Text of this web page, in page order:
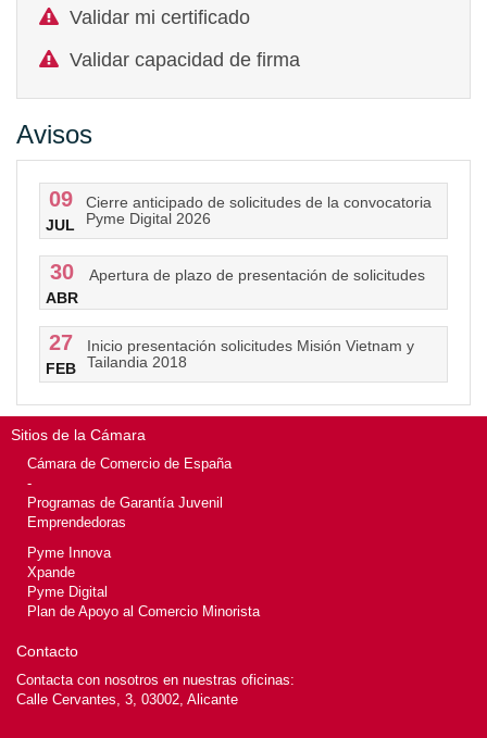
Validar mi certificado
Validar capacidad de firma
Avisos
09
JUL
Cierre anticipado de solicitudes de la convocatoria
Pyme Digital 2026
30
ABR
Apertura de plazo de presentación de solicitudes
27
FEB
Inicio presentación solicitudes Misión Vietnam y
Tailandia 2018
Sitios de la Cámara
Cámara de Comercio de España
-
Programas de Garantía Juvenil
Emprendedoras
Pyme Innova
Xpande
Pyme Digital
Plan de Apoyo al Comercio Minorista
Contacto
Contacta con nosotros en nuestras oficinas:
Calle Cervantes, 3, 03002, Alicante